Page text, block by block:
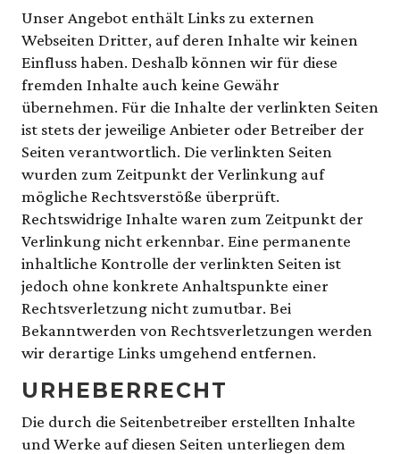
Unser Angebot enthält Links zu externen
Webseiten Dritter, auf deren Inhalte wir keinen
Einfluss haben. Deshalb können wir für diese
fremden Inhalte auch keine Gewähr
übernehmen. Für die Inhalte der verlinkten Seiten
ist stets der jeweilige Anbieter oder Betreiber der
Seiten verantwortlich. Die verlinkten Seiten
wurden zum Zeitpunkt der Verlinkung auf
mögliche Rechtsverstöße überprüft.
Rechtswidrige Inhalte waren zum Zeitpunkt der
Verlinkung nicht erkennbar. Eine permanente
inhaltliche Kontrolle der verlinkten Seiten ist
jedoch ohne konkrete Anhaltspunkte einer
Rechtsverletzung nicht zumutbar. Bei
Bekanntwerden von Rechtsverletzungen werden
wir derartige Links umgehend entfernen.
URHEBERRECHT
Die durch die Seitenbetreiber erstellten Inhalte
und Werke auf diesen Seiten unterliegen dem